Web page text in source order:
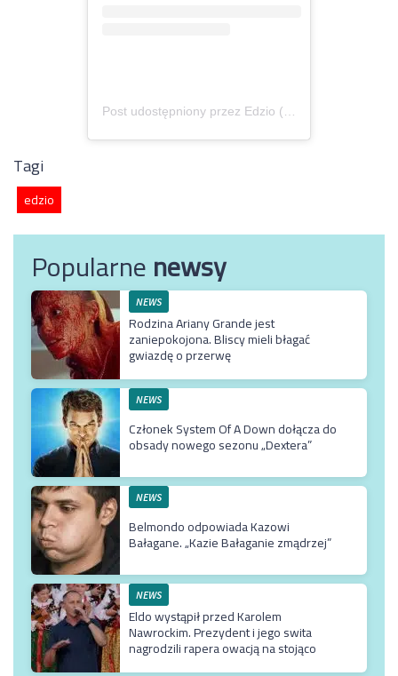
Tagi
edzio
Popularnenewsy
NEWS
Rodzina Ariany Grande jest
zaniepokojona. Bliscy mieli błagać
gwiazdę o przerwę
NEWS
Członek System Of A Down dołącza do
obsady nowego sezonu „Dextera”
NEWS
Belmondo odpowiada Kazowi
Bałagane. „Kazie Bałaganie zmądrzej”
NEWS
Eldo wystąpił przed Karolem
Nawrockim. Prezydent i jego swita
nagrodzili rapera owacją na stojąco